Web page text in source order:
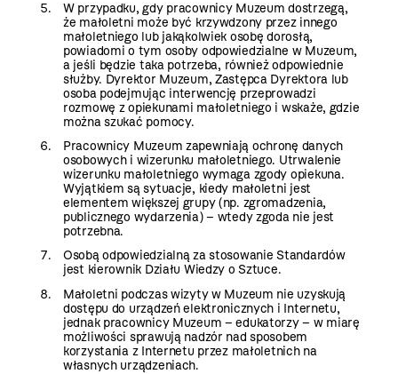
W przypadku, gdy pracownicy Muzeum dostrzegą,
że małoletni może być krzywdzony przez innego
małoletniego lub jakąkolwiek osobę dorosłą,
powiadomi o tym osoby odpowiedzialne w Muzeum,
a jeśli będzie taka potrzeba, również odpowiednie
służby. Dyrektor Muzeum, Zastępca Dyrektora lub
osoba podejmując interwencję przeprowadzi
rozmowę z opiekunami małoletniego i wskaże, gdzie
można szukać pomocy.
Pracownicy Muzeum zapewniają ochronę danych
osobowych i wizerunku małoletniego. Utrwalenie
wizerunku małoletniego wymaga zgody opiekuna.
Wyjątkiem są sytuacje, kiedy małoletni jest
elementem większej grupy (np. zgromadzenia,
publicznego wydarzenia) – wtedy zgoda nie jest
potrzebna.
Osobą odpowiedzialną za stosowanie Standardów
jest kierownik Działu Wiedzy o Sztuce.
Małoletni podczas wizyty w Muzeum nie uzyskują
dostępu do urządzeń elektronicznych i Internetu,
jednak pracownicy Muzeum – edukatorzy – w miarę
możliwości sprawują nadzór nad sposobem
korzystania z Internetu przez małoletnich na
własnych urządzeniach.